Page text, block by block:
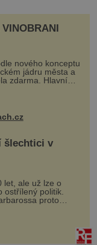
nového konceptu
jádru města a
zdarma. Hlavní
na Karlově a
burčák, pes...
šlechtici v
let, ale už lze o
ostřílený politik.
proto
a dědice Jindřicha
se stal
řešení sporu m...